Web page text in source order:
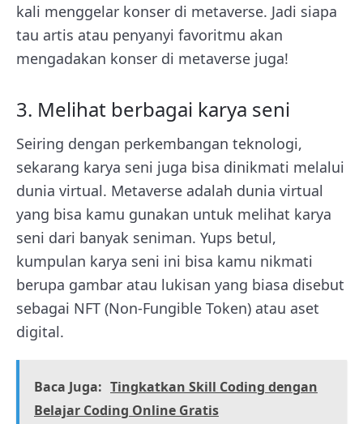
kali menggelar konser di metaverse. Jadi siapa
tau artis atau penyanyi favoritmu akan
mengadakan konser di metaverse juga!
3. Melihat berbagai karya seni
Seiring dengan perkembangan teknologi,
sekarang karya seni juga bisa dinikmati melalui
dunia virtual. Metaverse adalah dunia virtual
yang bisa kamu gunakan untuk melihat karya
seni dari banyak seniman. Yups betul,
kumpulan karya seni ini bisa kamu nikmati
berupa gambar atau lukisan yang biasa disebut
sebagai NFT (Non-Fungible Token) atau aset
digital.
Baca Juga: Tingkatkan Skill Coding dengan
Belajar Coding Online Gratis